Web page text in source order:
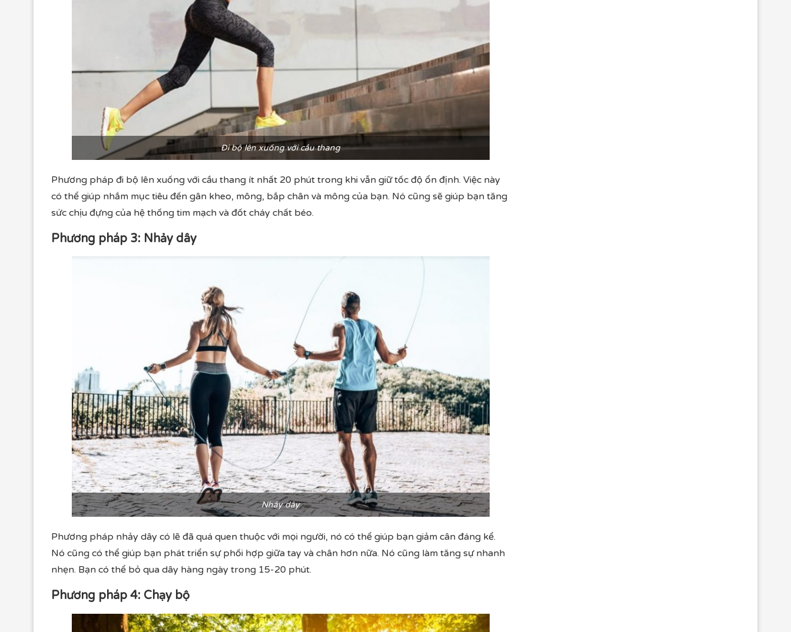
Đi bộ lên xuống với cầu thang
Phương pháp đi bộ lên xuống với cầu thang ít nhất 20 phút trong khi vẫn giữ tốc độ ổn định. Việc này
có thể giúp nhắm mục tiêu đến gân kheo, mông, bắp chân và mông của bạn. Nó cũng sẽ giúp bạn tăng
sức chịu đựng của hệ thống tim mạch và đốt cháy chất béo.
Phương pháp 3: Nhảy dây
Nhảy dây
Phương pháp nhảy dây có lẽ đã quá quen thuộc với mọi người, nó có thể giúp bạn giảm cân đáng kể.
Nó cũng có thể giúp bạn phát triển sự phối hợp giữa tay và chân hơn nữa. Nó cũng làm tăng sự nhanh
nhẹn. Bạn có thể bỏ qua dây hàng ngày trong 15-20 phút.
Phương pháp 4: Chạy bộ